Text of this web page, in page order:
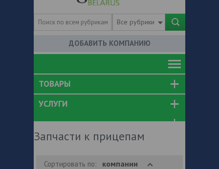
Все рубрики
ДОБАВИТЬ КОМПАНИЮ
ТОВАРЫ
УСЛУГИ
Запчасти к прицепам
Сортировать по: компании